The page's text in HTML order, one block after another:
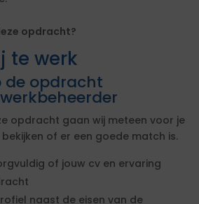
opdracht?
te werk
de opdracht
opdracht gaan wij meteen voor je
of er een goede match is.
of jouw cv en ervaring
naast de eisen van de